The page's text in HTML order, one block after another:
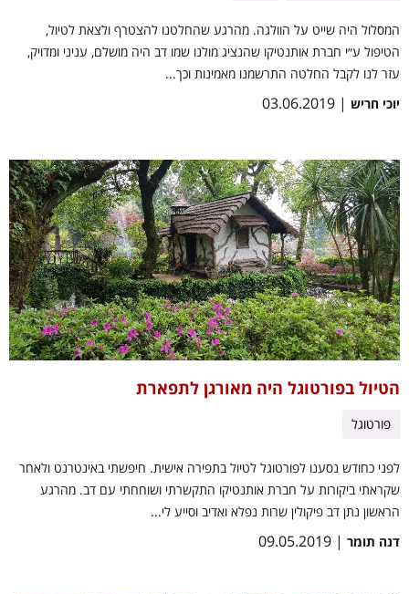
המסלול היה שייט על הוולגה. מהרגע שהחלטנו להצטרף ולצאת לטיול,
הטיפול ע״י חברת אותנטיקו שהנציג מולנו שמו דב היה מושלם, עניני ומדויק,
עזר לנו לקבל החלטה התרשמנו מאמינות וכך...
יוכי חריש | 03.06.2019
הטיול בפורטוגל היה מאורגן לתפארת
פורטוגל
לפני כחודש נסענו לפורטוגל לטיול בתפירה אישית. חיפשתי באינטרנט ולאחר
שקראתי ביקורות על חברת אותנטיקו התקשרתי ושוחחתי עם דב. מהרגע
הראשון נתן דב פיקולין שרות נפלא ואדיב וסייע לי...
דנה תומר | 09.05.2019